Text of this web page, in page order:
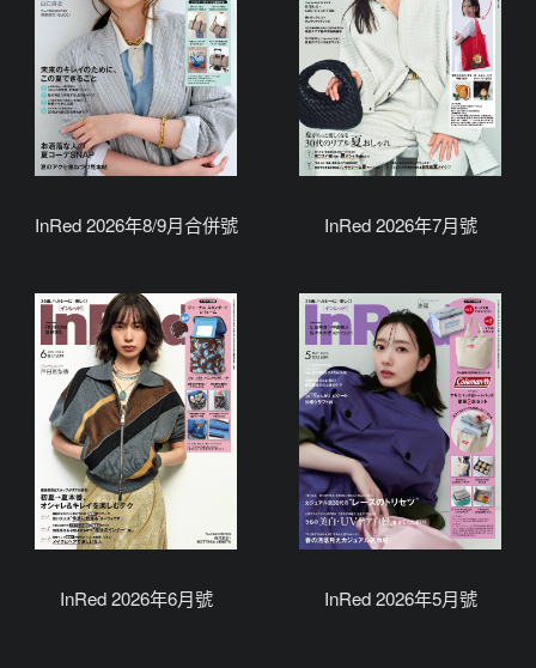
InRed 2026年8/9月合併號 InRed 2026年7月號
InRed 2026年6月號 InRed 2026年5月號